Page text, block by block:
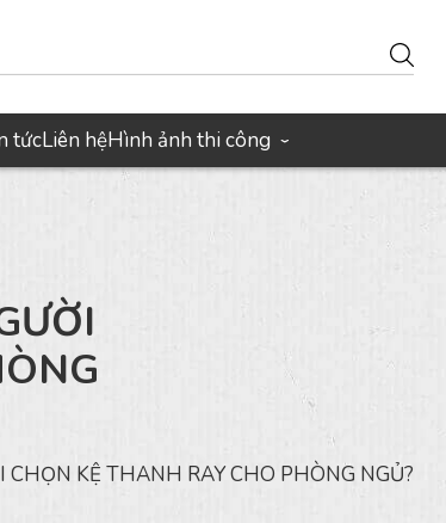
tứcLiên hệHình ảnh thi công ›
KỆ THANH RAY CHO PHÒNG NGỦ?